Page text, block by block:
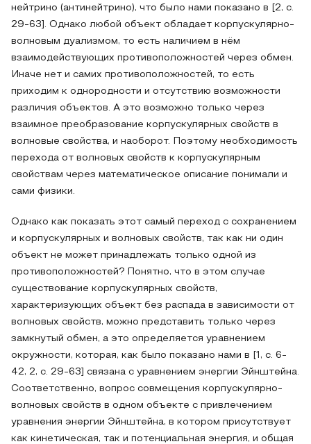
нейтрино (антинейтрино), что было нами показано в [2, с.
29-63]. Однако любой объект обладает корпускулярно-
волновым дуализмом, то есть наличием в нём
взаимодействующих противоположностей через обмен.
Иначе нет и самих противоположностей, то есть
приходим к однородности и отсутствию возможности
различия объектов. А это возможно только через
взаимное преобразование корпускулярных свойств в
волновые свойства, и наоборот. Поэтому необходимость
перехода от волновых свойств к корпускулярным
свойствам через математическое описание понимали и
сами физики.
Однако как показать этот самый переход с сохранением
и корпускулярных и волновых свойств, так как ни один
объект не может принадлежать только одной из
противоположностей? Понятно, что в этом случае
существование корпускулярных свойств,
характеризующих объект без распада в зависимости от
волновых свойств, можно представить только через
замкнутый обмен, а это определяется уравнением
окружности, которая, как было показано нами в [1, c. 6-
42, 2, с. 29-63] связана с уравнением энергии Эйнштейна.
Соответственно, вопрос совмещения корпускулярно-
волновых свойств в одном объекте с привлечением
уравнения энергии Эйнштейна, в котором присутствует
как кинетическая, так и потенциальная энергия, и общая